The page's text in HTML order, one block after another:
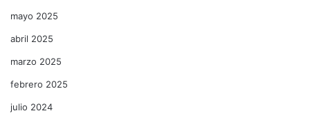
mayo 2025
abril 2025
marzo 2025
febrero 2025
julio 2024